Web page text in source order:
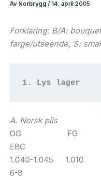
Av Norbrygg / 14. april 2005
Forklaring: B/A:
farge/utseende, S:
1. Lys lager
A. Norsk pils
OG FG
EBC
1.040-1.045
6-8